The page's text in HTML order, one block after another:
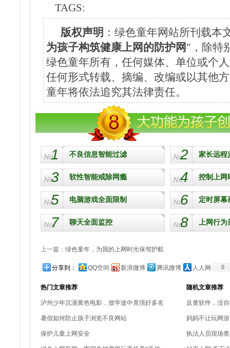
TAGS:
版权声明 ：绿色童年网站所刊载本
为孩子构筑健康上网的防护网"，除特
绿色童年所有，任何媒体、单位或个
任何形式转载、摘编、改编或以其他
童年将依法追究其法律责任。
1 不良信息智能过滤 2 家长远程
3 软性智能戒除网瘾 4 控制上网
5 电脑游戏全面限制 6 定时屏幕
7 聊天全面监控 8 上网行为
上一篇： 绿色童年，为我的上网时光保驾护航
分享到： QQ空间 新浪微博 腾讯微博 人人网 0
热门文章推荐
泸州少年沉湎黄色电影，放学途中竟强奸多名
暑假如何防止孩子浏览不良网站
保护儿童上网安全
随机文章推荐
反黄软件，没
妈妈不让玩网
执法人员现场